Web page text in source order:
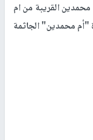
القريبة من ام
محمدين" الجاثمة